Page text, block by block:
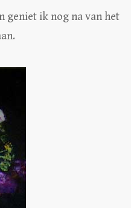
geniet ik nog na van het